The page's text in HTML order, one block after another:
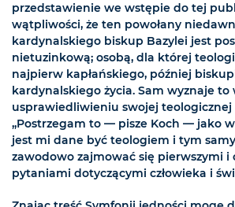
przedstawienie we wstępie do tej
wątpliwości, że ten powołany
kardynalskiego biskup Bazylei jest
nietuzinkową; osobą, dla której
najpierw kapłańskiego, później
kardynalskiego życia. Sam wyznaje to
usprawiedliwieniu swojej teologicznej
„Postrzegam to — pisze Koch — jako
jest mi dane być teologiem i tym
zawodowo zajmować się pierwszymi i
pytaniami dotyczącymi człowieka i